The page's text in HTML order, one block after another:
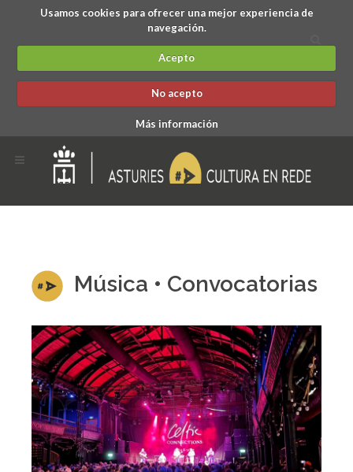
Usamos cookies para ofrecer una mejor experiencia de
navegación.
Acepto
No acepto
Más información
Música • Convocatorias